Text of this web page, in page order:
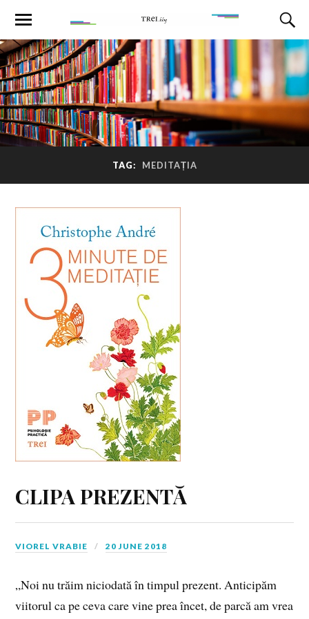
TAG: MEDITAȚIA
CLIPA PREZENTĂ
VIOREL VRABIE 20 JUNE 2018
„Noi nu trăim niciodată în timpul prezent. Anticipăm
viitorul ca pe ceva care vine prea încet, de parcă am vrea